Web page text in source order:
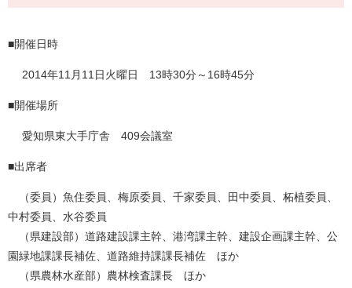
■開催日時
2014年11月11日火曜日 13時30分～16時45分
■開催場所
愛知県東大手庁舎 409会議室
■出席者
（委員）魚住委員、梅原委員、千家委員、田中委員、柘植委員、
中村委員、水谷委員
（県建設部）道路建設課主幹、港湾課主幹、建設企画課主幹、公
園緑地課課長補佐、道路維持課課長補佐 ほか
（県農林水産部）農林検査課長 ほか